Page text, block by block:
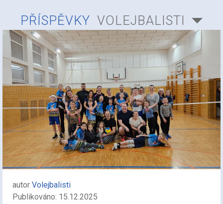
PŘÍSPĚVKY VOLEJBALISTI
autor Volejbalisti
Publikováno: 15.12.2025